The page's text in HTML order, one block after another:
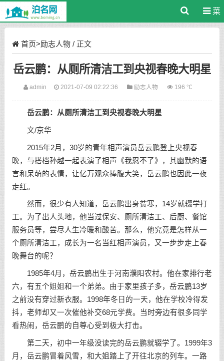
菜
首页>励志人物/ 正文
岳云鹏：从厕所清洁工到央视春晚大明星
admin 2021-07-09 02:22:36 励志人物 196 ℃
岳云鹏：从厕所清洁工到央视春晚大明星
文/京华
2015年2月，30岁的青年相声演员岳云鹏登上央视春
晚，与搭档孙越一起表演了相声《我忍不了》，其幽默的语
言和呆萌的表情，让亿万观众捧腹大笑，岳云鹏也因此一夜
走红。
然而，很少有人知道，岳云鹏出身贫寒，14岁就辍学打
工。为了出人头地，他当过保安、厕所清洁工、后厨、餐馆
服务员等，尝尽人生冷暖和酸苦。那么，他究竟是怎样从一
个厕所清洁工，成长为一名当红相声演员，又一步步走上春
晚舞台的呢？
1985年4月，岳云鹏出生于河南濮阳农村。他在家排行老
六，有五个姐姐和一个弟弟。由于家里孩子多，岳云鹏13岁
之前没有穿过新衣服。1998年冬日的一天，他在学校冷得发
抖，老师却又一次催他补交68元学费。当时旁边有很多同学
看热闹，岳云鹏的自尊心受到极大打击。
第二天，初中一年级没读完的岳云鹏就辍学了。1999年3
月，岳云鹏冒着风雪，和大姐踏上了开往北京的列车。一路